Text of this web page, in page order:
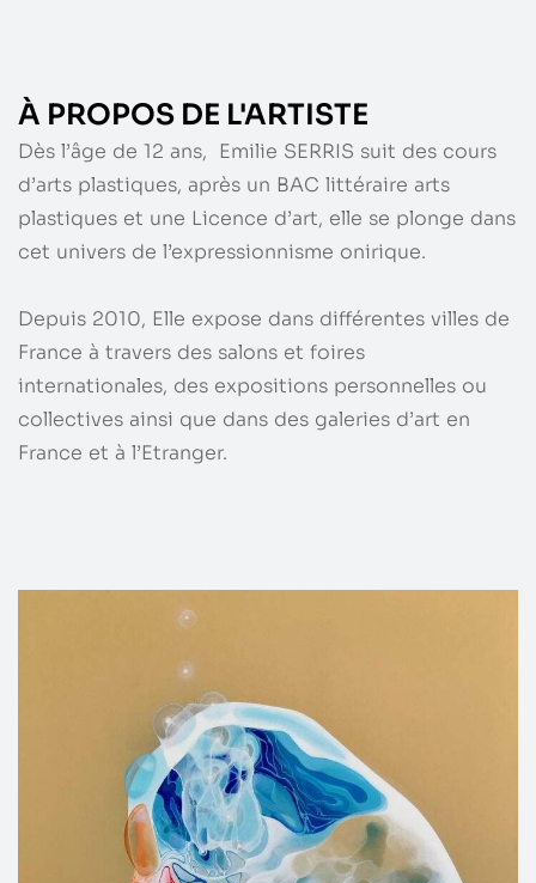
À PROPOS DE L'ARTISTE
Dès l’âge de 12 ans, Emilie SERRIS suit des cours
d’arts plastiques, après un BAC littéraire arts
plastiques et une Licence d’art, elle se plonge dans
cet univers de l’expressionnisme onirique.
Depuis 2010, Elle expose dans différentes villes de
France à travers des salons et foires
internationales, des expositions personnelles ou
collectives ainsi que dans des galeries d’art en
France et à l’Etranger.